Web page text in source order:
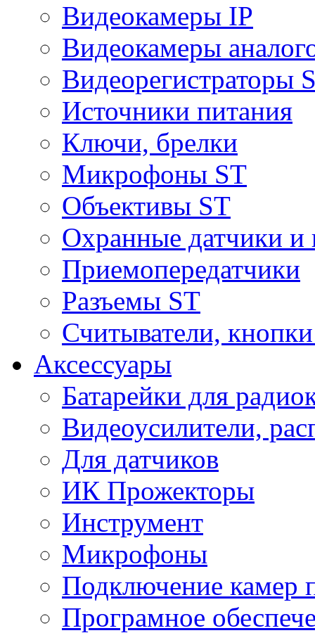
Видеокамеры IP
Видеокамеры
Видеорегистраторы
Источники питания
Ключи, брелки
Микрофоны ST
Объективы ST
Охранные датчики и
Приемопередатчики
Разъемы ST
Считыватели,
Аксессуары
Батарейки для
Видеоусилители,
Для датчиков
ИК Прожекторы
Инструмент
Микрофоны
Подключение камер
Програмное